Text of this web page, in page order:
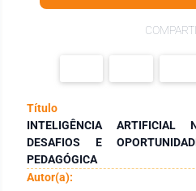
Título
INTELIGÊNCIA ARTIFICIAL
DESAFIOS E
PEDAGÓGICA
Autor(a):